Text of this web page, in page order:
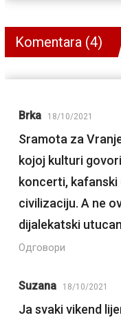
Komentara (4)
Brka 18/10/2021
Sramota za
kojoj kulturi
koncerti, kafanski
civilizaciju. A ne
dijalekatski
Одговори
Suzana 18/10/2021
Ja svaki vikend